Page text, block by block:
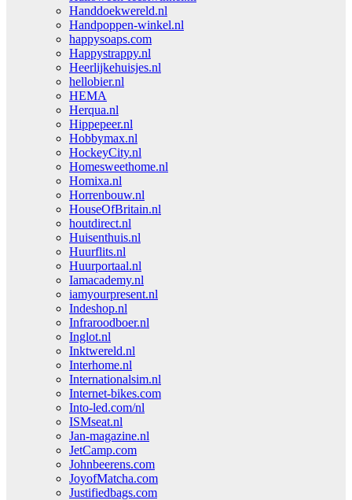
Handdoekwereld.nl
Handpoppen-winkel.nl
happysoaps.com
Happystrappy.nl
Heerlijkehuisjes.nl
hellobier.nl
HEMA
Herqua.nl
Hippepeer.nl
Hobbymax.nl
HockeyCity.nl
Homesweethome.nl
Homixa.nl
Horrenbouw.nl
HouseOfBritain.nl
houtdirect.nl
Huisenthuis.nl
Huurflits.nl
Huurportaal.nl
Iamacademy.nl
iamyourpresent.nl
Indeshop.nl
Infraroodboer.nl
Inglot.nl
Inktwereld.nl
Interhome.nl
Internationalsim.nl
Internet-bikes.com
Into-led.com/nl
ISMseat.nl
Jan-magazine.nl
JetCamp.com
Johnbeerens.com
JoyofMatcha.com
Justifiedbags.com